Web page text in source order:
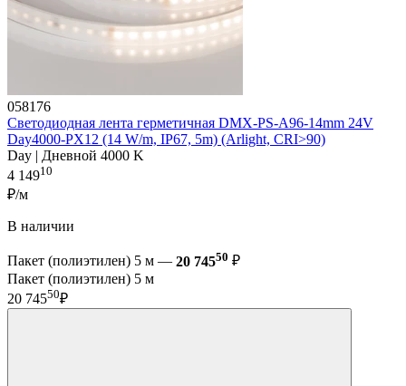
058176
Светодиодная лента герметичная DMX-PS-A96-14mm 24V
Day4000-PX12 (14 W/m, IP67, 5m) (Arlight, CRI>90)
Day | Дневной 4000 K
4 14910
₽/м
В наличии
Пакет (полиэтилен) 5 м — 20 74550 ₽
Пакет (полиэтилен) 5 м
20 74550₽